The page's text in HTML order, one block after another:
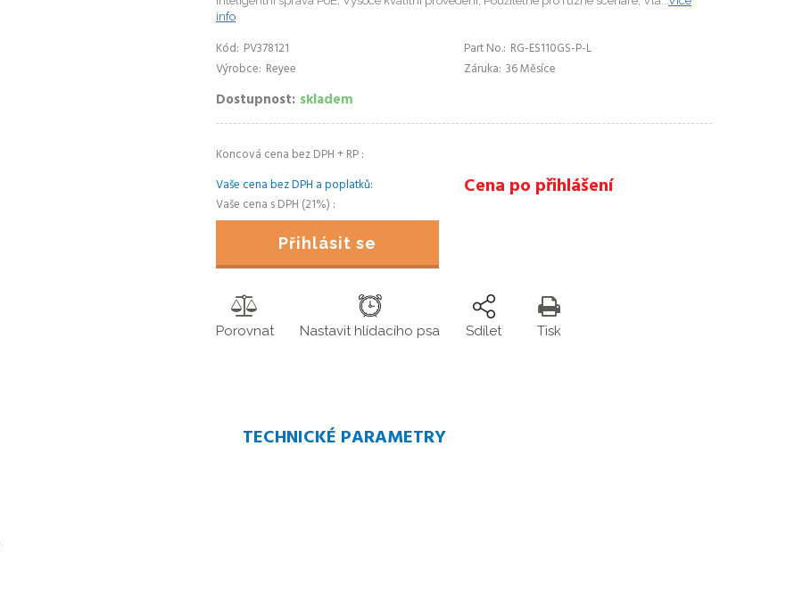
info
Kód PV378121 Part No. RG-ES110GS-P-L
Výrobce Reyee Záruka 36 Měsíce
Dostupnost skladem
Koncová cena bez DPH + RP
Vaše cena bez DPH a poplatků
Cena po přihlášení
Vaše cena s DPH (21%)
Přihlásit se
Porovnat Nastavit hlídacího psa Sdílet Tisk
TECHNICKÉ PARAMETRY